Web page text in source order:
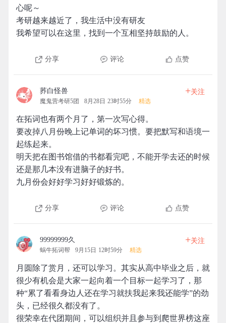
心呢～
考研越来越近了，我生活中没有研友
我希望可以在这里，找到一个互相坚持鼓励的人。
分享 评论 点赞
荞白怪兽
魔鬼营考研5团 8月28日 23时55分 精选
+关注
在拓词也有两个月了，第一次写心得。
要改掉八月份晚上记单词的坏习惯。要把默写和语境一
起练起来。
明天把在图书馆借的书都看完吧，不能开学去还的时候
还是那几本没有进脑子的好书。
九月份会好好学习好好锻炼的。
分享 评论 点赞
99999999久
蜗牛拓词帮 9月15日 12时59分 精选
+关注
月圆除了赏月，还可以学习。其实从高中毕业之后，就
很少有机会是大家一起向着一个目标一起学习了，那
种“累了看看身边人还在学习就扶我起来我还能学”的劲
头，已经很久都没有了。
很荣幸在代团期间，可以组织并且参与到爬世界榜这座